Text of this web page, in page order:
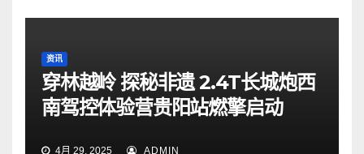
资讯
穿林越岭 探秘非遗 2.4T长城炮西
南驾控体验营贵阳站燃擎启动
4月 29, 2025 ADMIN